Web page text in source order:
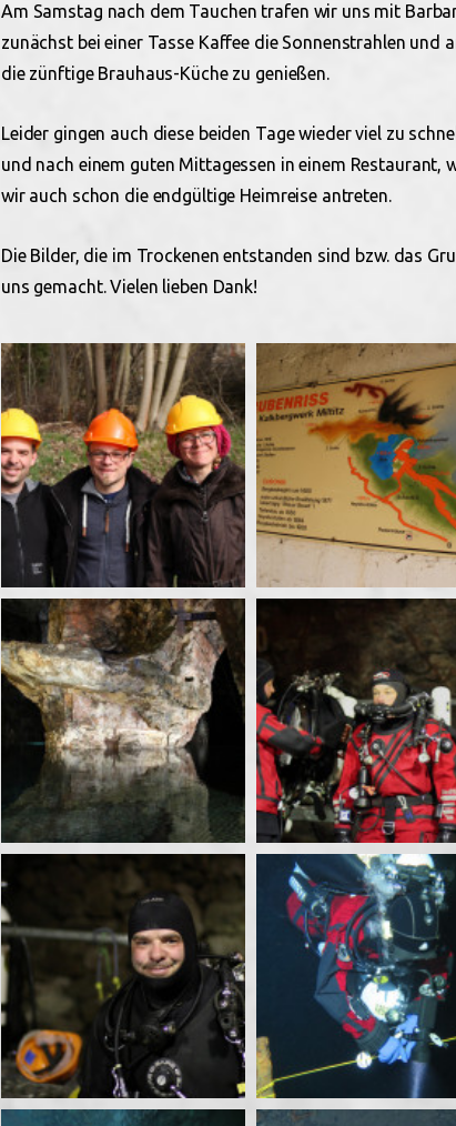
Am Samstag nach dem Tauchen trafen wir uns mit
zunächst bei einer Tasse Kaffee die Sonnenstrahlen und
die zünftige Brauhaus-Küche zu genießen.
Leider gingen auch diese beiden Tage wieder viel zu
und nach einem guten Mittagessen in einem Restaurant,
wir auch schon die endgültige Heimreise antreten.
Die Bilder, die im Trockenen entstanden sind bzw. das
uns gemacht. Vielen lieben Dank!